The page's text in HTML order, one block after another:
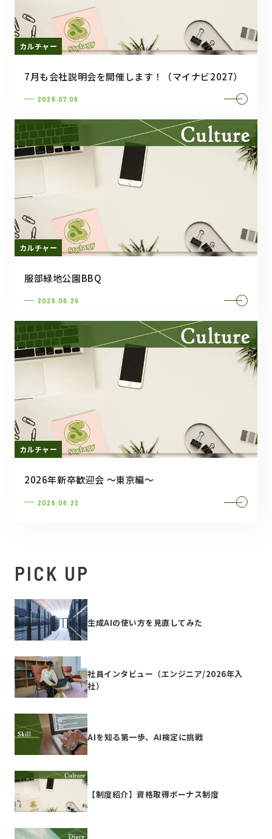
カルチャー
7月も会社説明会を開催します！（マイナビ2027）
2026.07.06
カルチャー
服部緑地公園BBQ
2026.06.29
カルチャー
2026年新卒歓迎会 ～東京編～
2026.06.22
PICK UP
生成AIの使い方を見直してみた
社員インタビュー（エンジニア/2026年入
社）
AIを知る第一歩、AI検定に挑戦
【制度紹介】資格取得ボーナス制度